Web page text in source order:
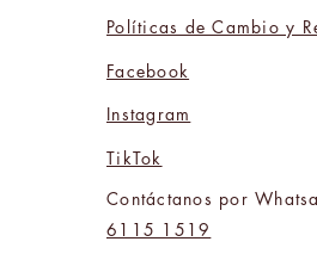
Políticas de Cambio y
Facebook
Instagram
TikTok
Contáctanos por
6115 1519